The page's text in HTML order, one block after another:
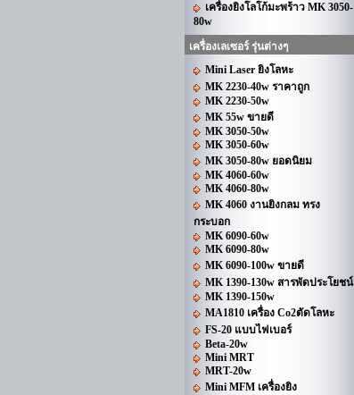
เครื่องยิงโลโก้มะพร้าว MK 3050-
80w
เครื่องเลเซอร์ รุ่นต่างๆ
Mini Laser ยิงโลหะ
MK 2230-40w ราคาถูก
MK 2230-50w
MK 55w ขายดี
MK 3050-50w
MK 3050-60w
MK 3050-80w ยอดนิยม
MK 4060-60w
MK 4060-80w
MK 4060 งานยิงกลม ทรง
กระบอก
MK 6090-60w
MK 6090-80w
MK 6090-100w ขายดี
MK 1390-130w สารพัดประโยชน์
MK 1390-150w
MA1810 เครื่อง Co2ตัดโลหะ
FS-20 แบบไฟเบอร์
Beta-20w
Mini MRT
MRT-20w
Mini MFM เครื่องยิง